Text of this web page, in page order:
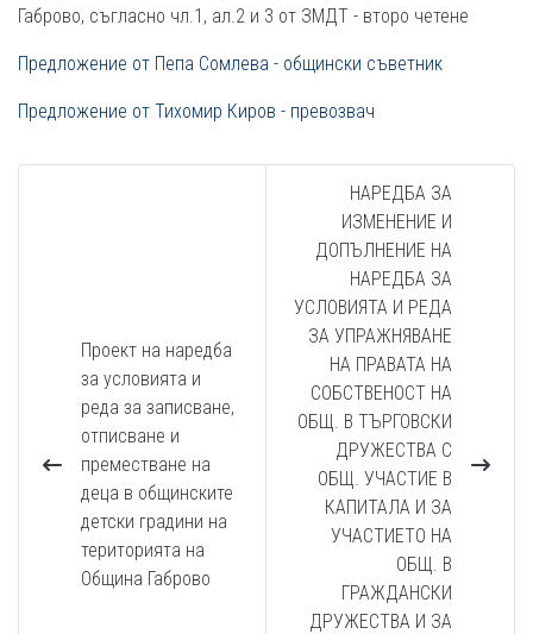
Габрово, съгласно чл.1, ал.2 и 3 от ЗМДТ - второ четене
Предложение от Пепа Сомлева - общински съветник
Предложение от Тихомир Киров - превозвач
Проект на наредба
за условията и
реда за записване,
отписване и
преместване на
деца в общинските
детски градини на
територията на
Община Габрово
НАРЕДБА ЗА
ИЗМЕНЕНИЕ И
ДОПЪЛНЕНИЕ НА
НАРЕДБА ЗА
УСЛОВИЯТА И РЕДА
ЗА УПРАЖНЯВАНЕ
НА ПРАВАТА НА
СОБСТВЕНОСТ НА
ОБЩ. В ТЪРГОВСКИ
ДРУЖЕСТВА С
ОБЩ. УЧАСТИЕ В
КАПИТАЛА И ЗА
УЧАСТИЕТО НА
ОБЩ. В
ГРАЖДАНСКИ
ДРУЖЕСТВА И ЗА